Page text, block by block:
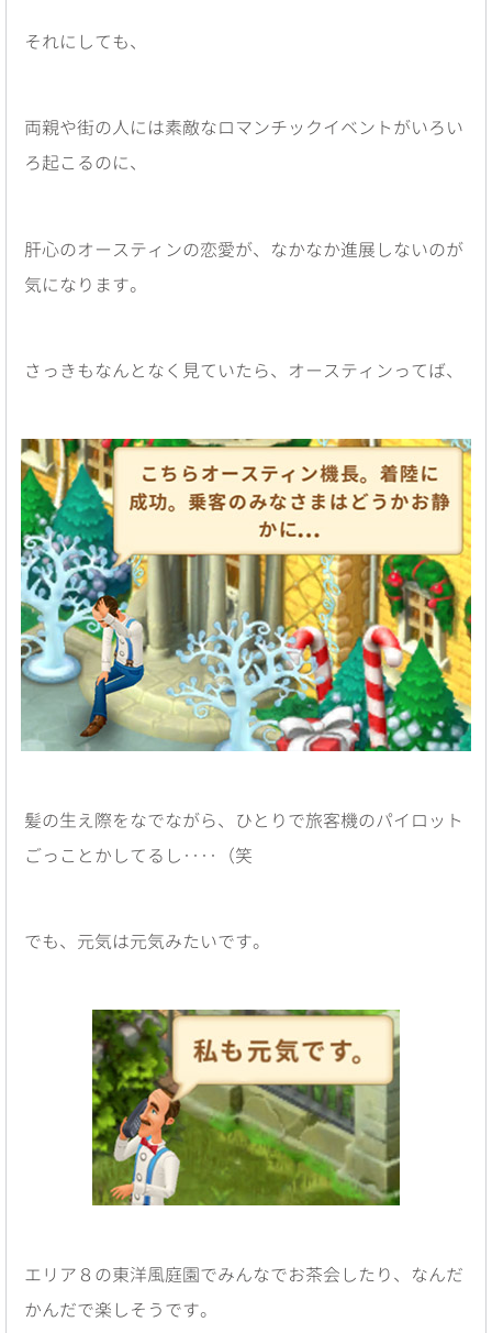
それにしても、
両親や街の人には素敵なロマンチックイベントがいろい
ろ起こるのに、
肝心のオースティンの恋愛が、なかなか進展しないのが
気になります。
さっきもなんとなく見ていたら、オースティンってば、
髪の生え際をなでながら、ひとりで旅客機のパイロット
ごっことかしてるし‥‥（笑
でも、元気は元気みたいです。
エリア８の東洋風庭園でみんなでお茶会したり、なんだ
かんだで楽しそうです。